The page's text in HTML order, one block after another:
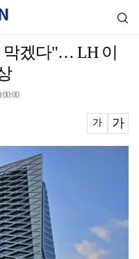
막겠다"… LH 이
가 가